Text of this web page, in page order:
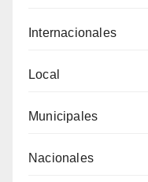
Internacionales
Local
Municipales
Nacionales